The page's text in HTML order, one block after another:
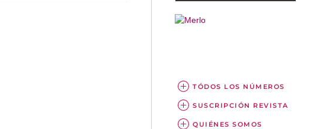
TÓDOS LOS NÚMEROS
SUSCRIPCIÓN REVISTA
QUIÉNES SOMOS